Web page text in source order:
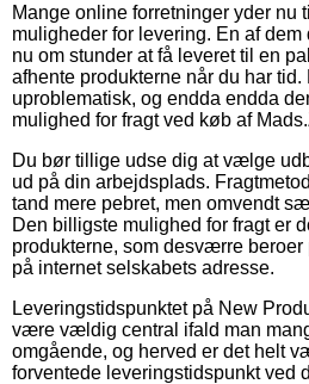
Mange online forretninger yder nu
muligheder for levering. En af
nu om stunder at få leveret til en
afhente produkterne når du har
uproblematisk, og endda endda
mulighed for fragt ved køb af
Du bør tillige udse dig at vælge
ud på din arbejdsplads.
tand mere pebret, men omvendt
Den billigste mulighed for fragt er
produkterne, som desværre
på internet selskabets adresse.
Leveringstidspunktet på New
være vældig central ifald man
omgående, og herved er det helt
forventede leveringstidspunkt ved